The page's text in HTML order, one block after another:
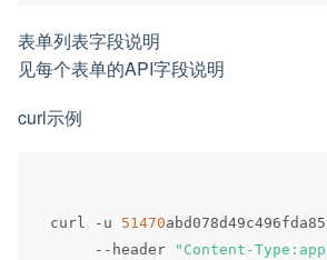
表单列表字段说明
见每个表单的API字段说明
curl示例
curl - u 51470
-- header "Content-